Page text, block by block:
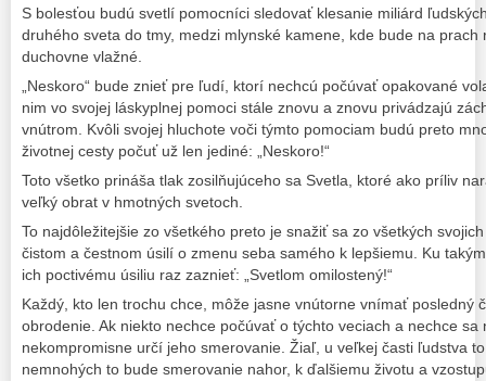
S bolesťou budú svetlí pomocníci sledovať klesanie miliárd
druhého sveta do tmy, medzi mlynské kamene, kde bude na
duchovne vlažné.
„Neskoro“ bude znieť pre ľudí, ktorí nechcú počúvať opakované
nim vo svojej láskyplnej pomoci stále znovu a znovu privádzajú
vnútrom. Kvôli svojej hluchote voči týmto pomociam budú preto
životnej cesty počuť už len jediné: „Neskoro!“
Toto všetko prináša tlak zosilňujúceho sa Svetla, ktoré ako príliv
veľký obrat v hmotných svetoch.
To najdôležitejšie zo všetkého preto je snažiť sa zo všetkých
čistom a čestnom úsilí o zmenu seba samého k lepšiemu. Ku
ich poctivému úsiliu raz zaznieť: „Svetlom omilostený!“
Každý, kto len trochu chce, môže jasne vnútorne vnímať posledný
obrodenie. Ak niekto nechce počúvať o týchto veciach a nechce
nekompromisne určí jeho smerovanie. Žiaľ, u veľkej časti ľudstva
nemnohých to bude smerovanie nahor, k ďalšiemu životu a